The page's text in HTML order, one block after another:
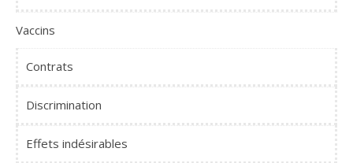
Vaccins
Contrats
Discrimination
Effets indésirables